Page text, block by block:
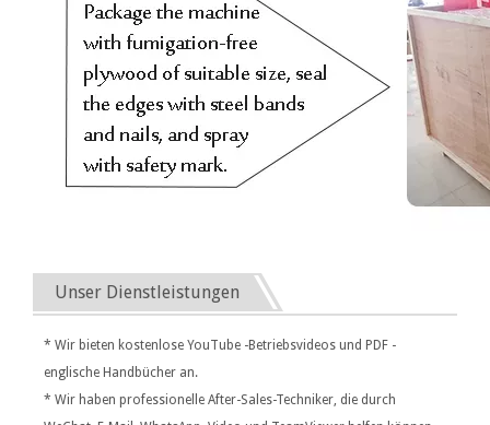
Unser Dienstleistungen
* Wir bieten kostenlose YouTube -Betriebsvideos und PDF -
englische Handbücher an.
* Wir haben professionelle After-Sales-Techniker, die durch